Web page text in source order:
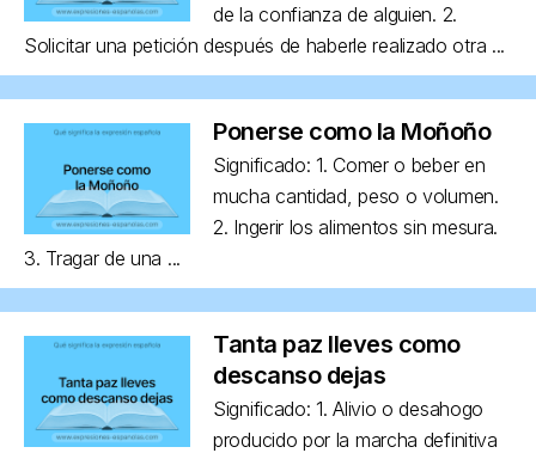
de la confianza de alguien. 2.
Solicitar una petición después de haberle realizado otra ...
Ponerse como la Moñoño
Significado: 1. Comer o beber en
mucha cantidad, peso o volumen.
2. Ingerir los alimentos sin mesura.
3. Tragar de una ...
Tanta paz lleves como
descanso dejas
Significado: 1. Alivio o desahogo
producido por la marcha definitiva